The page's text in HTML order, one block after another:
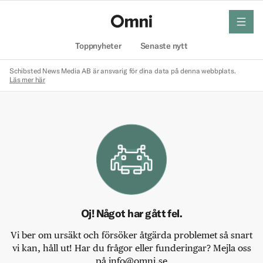
Toppnyheter Senaste nytt
meny
Schibsted News Media AB är ansvarig för dina data på denna webbplats.
Läs mer här
Oj! Något har gått fel.
Vi ber om ursäkt och försöker åtgärda problemet så snart
vi kan, håll ut! Har du frågor eller funderingar? Mejla oss